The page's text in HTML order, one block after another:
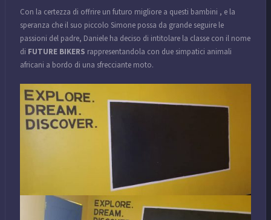
Con la certezza di offrire un futuro migliore a questi bambini , e la
speranza che il suo piccolo Simone possa da grande seguire le
passioni del padre, Daniele ha deciso di intitolare la classe con il nome
di FUTURE BIKERS rappresentandola con due simpatici animali
africani a bordo di una sfrecciante moto.